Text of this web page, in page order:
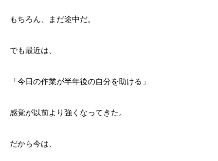
もちろん、まだ途中だ。
でも最近は、
「今日の作業が半年後の自分を助ける」
感覚が以前より強くなってきた。
だから今は、